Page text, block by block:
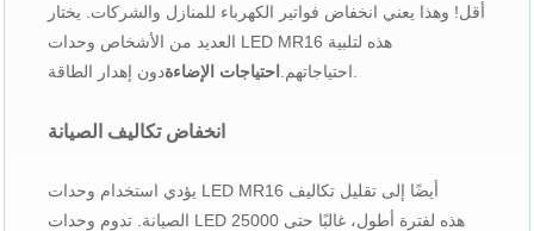
أقل! وهذا يعني انخفاض فواتير الكهرباء للمنازل والشركات. يختار
العديد من الأشخاص وحدات LED MR16 هذه لتلبية
احتياجاتهم. احتياجات الإضاءة
انخفاض تكاليف الصيانة
يؤدي استخدام وحدات LED MR16 أيضًا إلى تقليل تكاليف
الصيانة. تدوم وحدات LED هذه لفترة أطول، غالبًا حتى 25000